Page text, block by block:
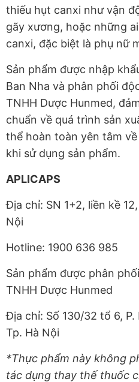
thiếu hụt canxi như vận
gãy xương, hoặc những
canxi, đặc biệt là phụ nữ
Sản phẩm được nhập
Ban Nha và phân phối
TNHH Dược Hunmed,
chuẩn về quá trình sản
thể hoàn toàn yên tâm
khi sử dụng sản phẩm.
APLICAPS
Địa chỉ: SN 1+2, liền kề
Nội
Hotline: 1900 636 985
Sản phẩm được phân
TNHH Dược Hunmed
Địa chỉ: Số 130/32 tổ 6,
Tp. Hà Nội
*Thực phẩm này không
tác dụng thay thế thuốc